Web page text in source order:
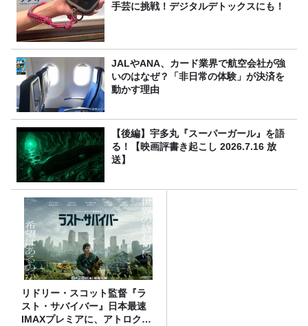
手芸に挑戦！デジタルデトックスにも！
JALやANA、カード業界で航空会社が強
いのはなぜ？「非日常の体験」が決済を
動かす理由
【後編】宇多丸『スーパーガール』を語
る！【映画評書き起こし 2026.7.16 放
送】
リドリー・スコット監督『ラ
スト・サバイバー』日本最速
IMAXプレミアに、アトロクリ